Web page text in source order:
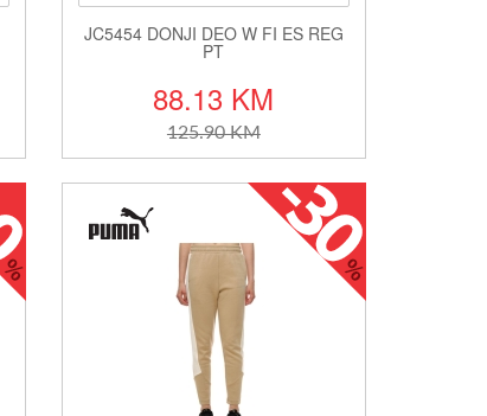
JC5454 DONJI DEO W FI ES REG
PT
88.13 KM
125.90 KM